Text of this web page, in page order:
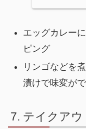
エッグカレー
ピング
リンゴなどを
漬けで味変が
テイクアウ